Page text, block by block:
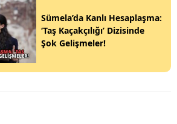
Sümela’da Kanlı Hesaplaşma:
‘Taş Kaçakçılığı’ Dizisinde
Şok Gelişmeler!